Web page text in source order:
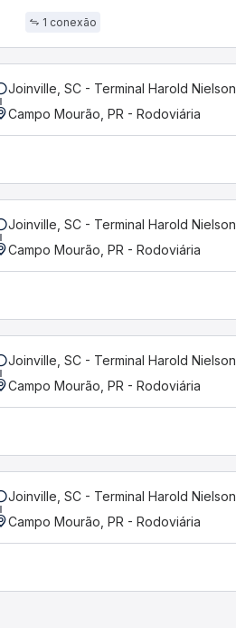
1 conexão
Joinville, SC - Terminal Harold Nielson
Campo Mourão, PR - Rodoviária
Joinville, SC - Terminal Harold Nielson
Campo Mourão, PR - Rodoviária
Joinville, SC - Terminal Harold Nielson
Campo Mourão, PR - Rodoviária
Joinville, SC - Terminal Harold Nielson
Campo Mourão, PR - Rodoviária